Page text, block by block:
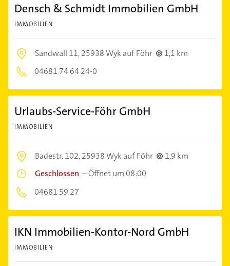
Densch & Schmidt Immobilien GmbH
IMMOBILIEN
Sandwall 11,25938 Wyk auf Föhr
1,1 km
04681 74 64 24-0
Urlaubs-Service-Föhr GmbH
IMMOBILIEN
Badestr. 102,25938 Wyk auf Föhr
1,9 km
Geschlossen –Öffnet um 08:00
04681 59 27
IKN Immobilien-Kontor-Nord GmbH
IMMOBILIEN